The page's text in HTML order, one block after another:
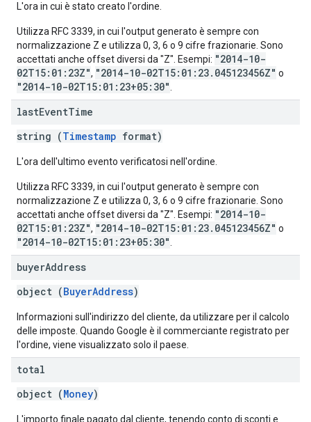
L'ora in cui è stato creato l'ordine.
Utilizza RFC 3339, in cui l'output generato è sempre con
normalizzazione Z e utilizza 0, 3, 6 o 9 cifre frazionarie. Sono
accettati anche offset diversi da "Z". Esempi: "2014-10-
02T15:01:23Z", "2014-10-02T15:01:23.045123456Z" o
"2014-10-02T15:01:23+05:30"
lastEventTime
string (Timestamp format)
L'ora dell'ultimo evento verificatosi nell'ordine.
Utilizza RFC 3339, in cui l'output generato è sempre con
normalizzazione Z e utilizza 0, 3, 6 o 9 cifre frazionarie. Sono
accettati anche offset diversi da "Z". Esempi: "2014-10-
02T15:01:23Z", "2014-10-02T15:01:23.045123456Z" o
"2014-10-02T15:01:23+05:30"
buyerAddress
object (BuyerAddress)
Informazioni sull'indirizzo del cliente, da utilizzare per il calcolo
delle imposte. Quando Google è il commerciante registrato per
l'ordine, viene visualizzato solo il paese.
total
object (Money)
L'importo finale pagato dal cliente, tenendo conto di sconti e